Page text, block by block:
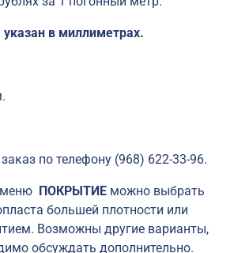
в миллиметрах.
по телефону (968) 622-33-96.
ПОКРЫТИЕ можно выбрать
большей плотности или
Возможны другие варианты,
обсуждать дополнительно.